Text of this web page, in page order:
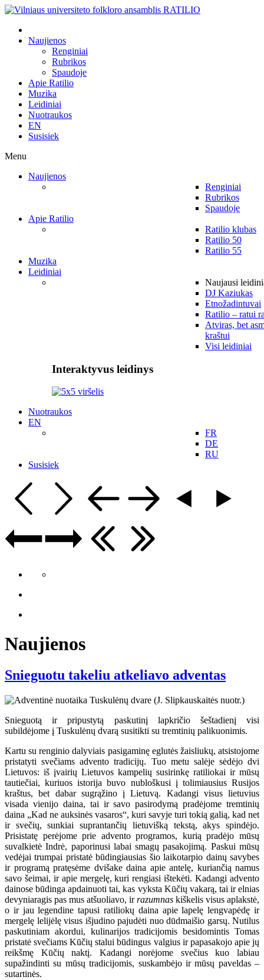
Naujienos
Renginiai
Rubrikos
Spaudoje
Apie Ratilio
Muzika
Leidiniai
Nuotraukos
EN
Susisiek
Menu
Naujienos
Renginiai
Rubrikos
Spaudoje
Apie Ratilio
Ratilio klubas
Ratilio 50
Ratilio 55
Muzika
Leidiniai
Naujausi
DJ Kaziukas
Etnožadintuvai
Ratilio – ratui
Atviras, bet
kraštui
Visi leidiniai
Interaktyvus leidinys
Nuotraukos
EN
FR
DE
RU
Susisiek
Naujienos
Snieguotu takeliu atkeliavo adventas
Snieguotą ir pripustytą paskutinį lapkričio šeštadienį visi
subildėjome į Tuskulėnų dvarą susitikti su tremtinių palikuonimis.
Kartu su renginio dalyviais pasigaminę eglutės žaisliukų, atsistojome
pristatyti svečiams advento tradicijų. Tuo metu salėje sėdėjo dvi
Lietuvos: iš įvairių Lietuvos kampelių susirinkę ratiliokai ir mūsų
tautiečiai, kuriuos istorija buvo nubloškusi į tolimiausius Rusijos
kraštus, bet dabar sugrąžino į Lietuvą. Kadangi visus lietuvius
visada vienijo daina, tai ir savo pasirodymą pradėjome tremtinių
daina „Kad ne auksinės vasaros“, kuri savyje turi tokią galią, kad net
ir svečių, sunkiai suprantančių lietuvišką tekstą, akys spindėjo.
Prisistatę perėjome prie advento programos, kurią pradėjo mūsų
suvalkietė Indrė, paporinusi labai smagų pasakojimą. Paskui mūsų
vedėjai trumpai pristatė būdingiausias šio laikotarpio dainų savybes
ir programą pratęsėme dvišake daina apie antelę, kuriančią namus
savo šeimai, ir apie mergelę, kuri rengiasi ištekėti. Kadangi advento
dainose būdinga apdainuoti tai, kas vyksta Kūčių vakarą, tai ir elnias
devyniaragis pas mus atšuoliavo, irrazumnas kiškelis visus aplakstė,
o ir jau legendine tapusi ratiliokų daina apie lapelę lengvapėdę ir
mergelę lelijėlę visus išjudino pajudėti nuo dūdmaišio garsų. Nutilus
paskutiniam akordui, kulinarijos tradicijomis besidomintis Tomas
pristatė svečiams Kūčių stalui būdingus valgius ir papasakojo apie jų
reikšmę Kūčių naktį. Kadangi norėjome svečius kuo labiau
supažindinti su mūsų tradicijomis, suskambėjo ir mūsų paveldas –
sutartinės.